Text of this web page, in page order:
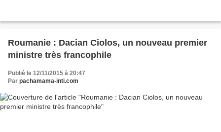
Roumanie : Dacian Ciolos, un nouveau premier
ministre très francophile
Publié le 12/11/2015 à 20:47
Par pachamama-inti.com